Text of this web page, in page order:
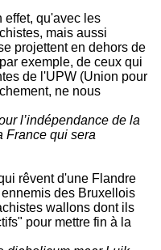
qu'avec les
mais aussi
projettent en dehors de
exemple, de ceux qui
de l'UPW (Union pour
ne nous
l’indépendance de la
France qui sera
rêvent d'une Flandre
des Bruxellois
wallons dont ils
pour mettre fin à la